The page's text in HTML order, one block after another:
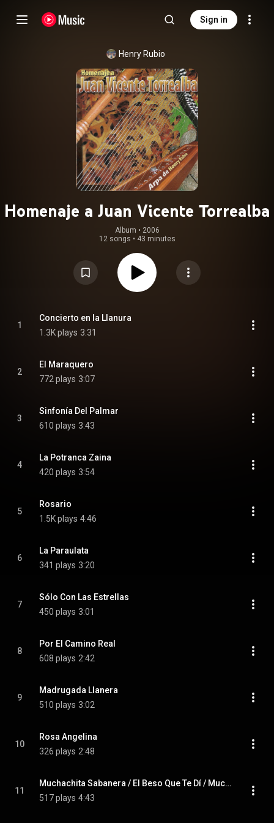
Sign in
Henry Rubio
Homenaje a Juan Vicente Torrealba
Album • 2006
12 songs • 43 minutes
1
Concierto en la Llanura
1.3K plays 3:31
2
El Maraquero
772 plays 3:07
3
Sinfonía Del Palmar
610 plays 3:43
4
La Potranca Zaina
420 plays 3:54
5
Rosario
1.5K plays 4:46
6
La Paraulata
341 plays 3:20
7
Sólo Con Las Estrellas
450 plays 3:01
8
Por El Camino Real
608 plays 2:42
9
Madrugada Llanera
510 plays 3:02
10
Rosa Angelina
326 plays 2:48
11
Muchachita Sabanera / El Beso Que Te Dí / Muchacha De Ojos Negro
517 plays 4:43